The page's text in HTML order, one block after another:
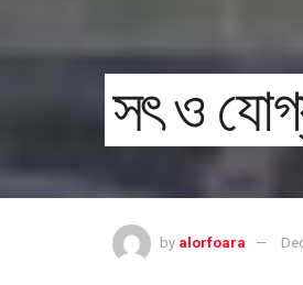
সৎ ও
by alorfoara